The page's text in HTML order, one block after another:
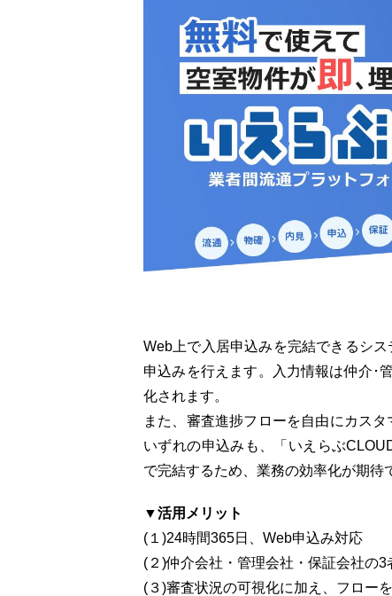
Web上で入居申込みを完結できるシ
申込みを行えます。入力情報は仲介･
化されます。
また、審査進捗フローを自由にカス
いずれの申込みも、「いえらぶ
で完結するため、業務の効率化が期待
▼活用メリット
(１)24時間365日、Web申込み対応
(２)仲介会社・管理会社・保証会社の
(３)審査状況の可視化に加え、フロー